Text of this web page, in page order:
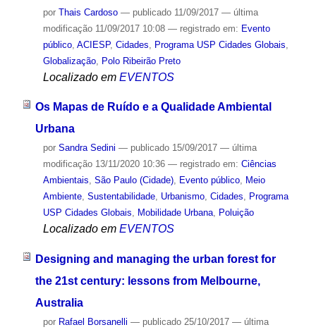
por Thais Cardoso — publicado11/09/2017 — última
modificação11/09/2017 10:08 — registrado em: Evento
público, ACIESP, Cidades Programa USP Cidades Globais
Globalização, Polo Ribeirão Preto
Localizado em EVENTOS
Os Mapas de Ruído e a Qualidade Ambiental
Urbana
por Sandra Sedini — publicado15/09/2017 — última
modificação13/11/2020 10:36 — registrado em: Ciências
Ambientais, São Paulo (Cidade), Evento público, Meio
Ambiente, Sustentabilidade, Urbanismo, Cidades, Programa
USP Cidades Globais, Mobilidade Urbana, Poluição
Localizado em EVENTOS
Designing and managing the urban forest for
the 21st century: lessons from Melbourne,
Australia
por Rafael Borsanelli — publicado25/10/2017 — última